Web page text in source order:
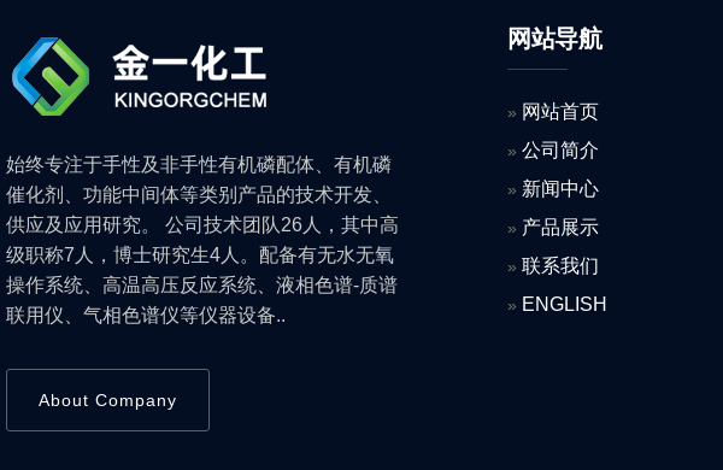
始终专注于手性及非手性有机磷配体、有机磷
催化剂、功能中间体等类别产品的技术开发、
供应及应用研究。 公司技术团队26人，其中高
级职称7人，博士研究生4人。配备有无水无氧
操作系统、高温高压反应系统、液相色谱-质谱
联用仪、气相色谱仪等仪器设备..
About Company
网站导航
» 网站首页
» 公司简介
» 新闻中心
» 产品展示
» 联系我们
» ENGLISH